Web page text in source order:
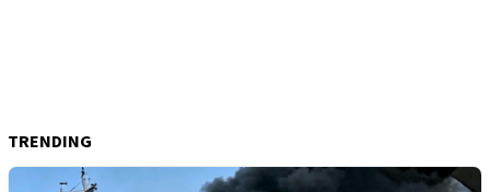
TRENDING